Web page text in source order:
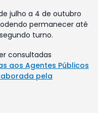
julho a 4 de outubro
permanecer até
turno.
consultadas
aos Agentes Públicos
pela